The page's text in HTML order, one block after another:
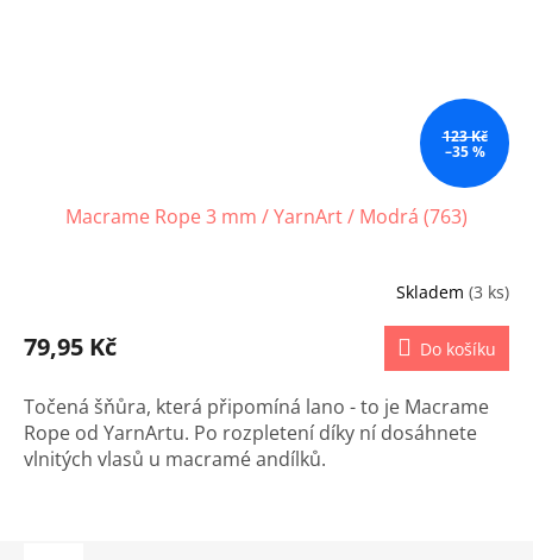
123 Kč
–35 %
Macrame Rope 3 mm / YarnArt / Modrá (763)
Skladem (3 ks)
79,95 Kč Do košíku
Točená šňůra, která připomíná lano - to je Macrame
Rope od YarnArtu. Po rozpletení díky ní dosáhnete
vlnitých vlasů u macramé andílků.